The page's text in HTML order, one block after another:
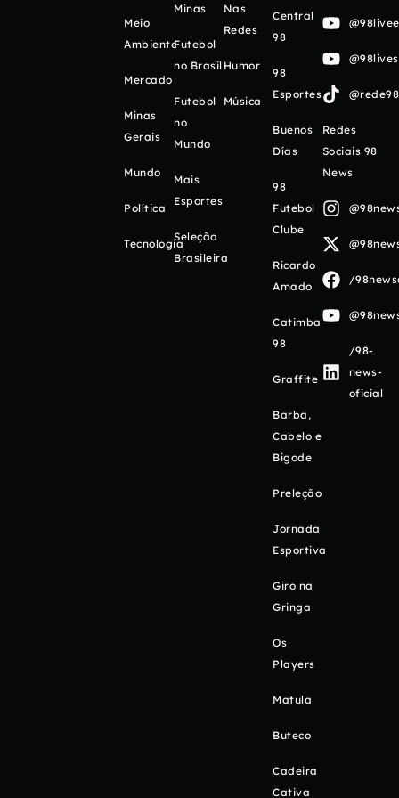
Meio
Ambiente
Mercado
Minas
Gerais
Mundo
Política
Tecnologia
Minas
Futebol
no Brasil
Futebol
no
Mundo
Mais
Esportes
Seleção
Brasileira
Nas
Redes
Humor
Música
Central
98
98
Esportes
Buenos
Días
98
Futebol
Clube
Ricardo
Amado
Catimba
98
Graffite
Barba,
Cabelo e
Bigode
Preleção
Jornada
Esportiva
Giro na
Gringa
Os
Players
Matula
Buteco
Cadeira
Cativa
Redes
Sociais 98
News
/
/98-
news-
oficial